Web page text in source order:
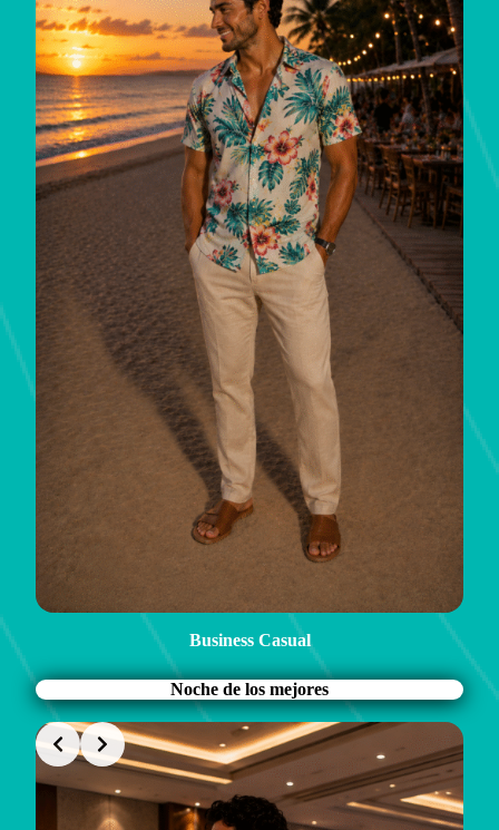
Business Casual
Noche de los mejores
Slide 1 of 2